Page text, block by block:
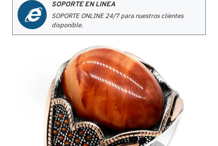
SOPORTE EN LINEA
SOPORTE ONLINE 24/7 para nuestros clientes
disponible.